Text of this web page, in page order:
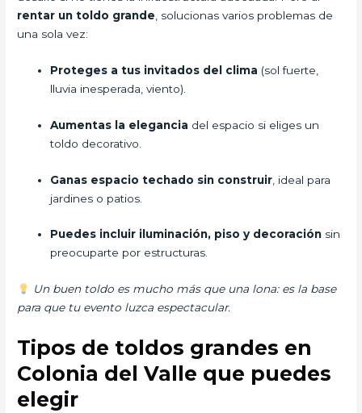
rentar un toldo grande , solucionas varios problemas de
una sola vez:
Proteges a tus invitados del clima (sol fuerte,
lluvia inesperada, viento).
Aumentas la elegancia del espacio si eliges un
toldo decorativo.
Ganas espacio techado sin construir , ideal para
jardines o patios.
Puedes incluir iluminación, piso y decoración sin
preocuparte por estructuras.
Un buen toldo es mucho más que una lona: es la base
para que tu evento luzca espectacular.
Tipos de toldos grandes en
Colonia del Valle que puedes
elegir